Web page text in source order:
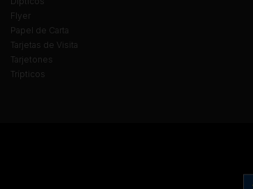
Flyer
Papel de Carta
Tarjetas de Visita
Tarjetones
Trípticos